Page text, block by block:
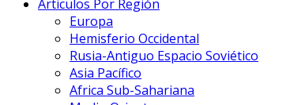
Articulos Por Región
Europa
Hemisferio Occidental
Rusia-Antiguo Espacio Soviético
Asia Pacífico
Africa Sub-Sahariana